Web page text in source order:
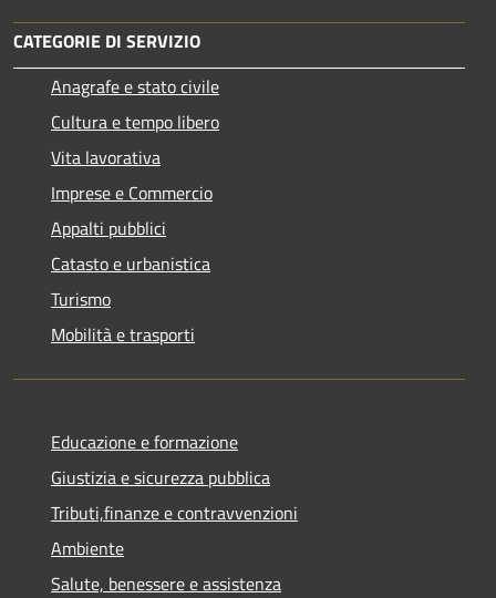
CATEGORIE DI SERVIZIO
Anagrafe e stato civile
Cultura e tempo libero
Vita lavorativa
Imprese e Commercio
Appalti pubblici
Catasto e urbanistica
Turismo
Mobilità e trasporti
Educazione e formazione
Giustizia e sicurezza pubblica
Tributi,finanze e contravvenzioni
Ambiente
Salute, benessere e assistenza